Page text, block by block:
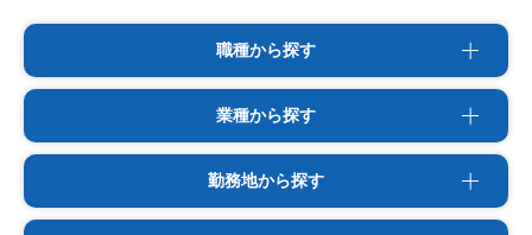
職種から探す
業種から探す
勤務地から探す